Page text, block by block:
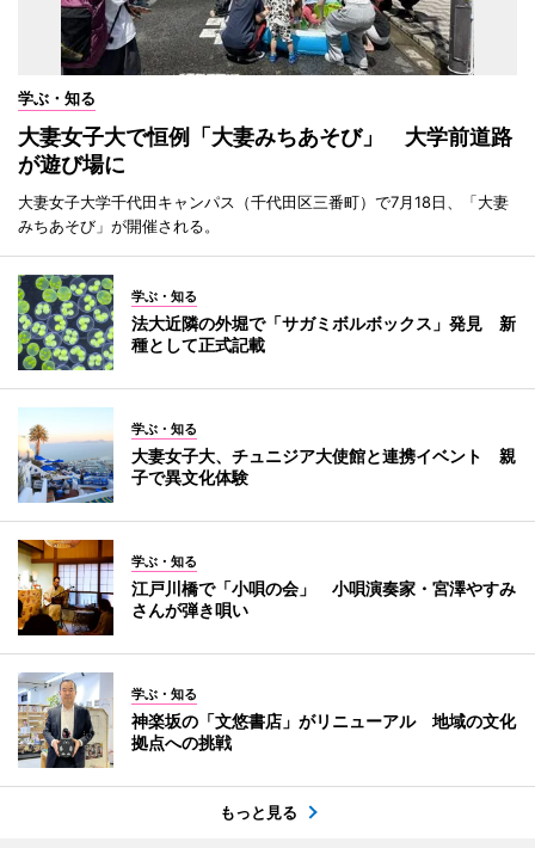
学ぶ・知る
大妻女子大で恒例「大妻みちあそび」 大学前道路
が遊び場に
大妻女子大学千代田キャンパス（千代田区三番町）で7月18日、「大妻
みちあそび」が開催される。
学ぶ・知る
法大近隣の外堀で「サガミボルボックス」発見 新
種として正式記載
学ぶ・知る
大妻女子大、チュニジア大使館と連携イベント 親
子で異文化体験
学ぶ・知る
江戸川橋で「小唄の会」 小唄演奏家・宮澤やすみ
さんが弾き唄い
学ぶ・知る
神楽坂の「文悠書店」がリニューアル 地域の文化
拠点への挑戦
もっと見る